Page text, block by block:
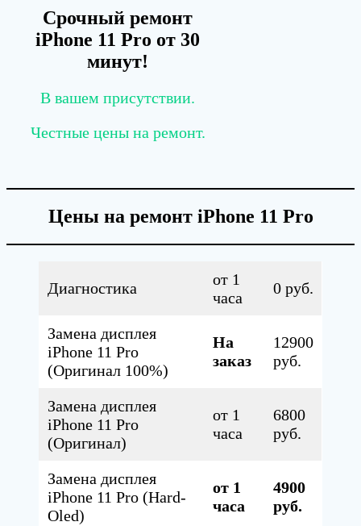
Срочный ремонт
iPhone 11 Pro от 30
минут!
В вашем присутствии.
Честные цены на ремонт.
Цены на ремонт iPhone 11 Pro
Диагностика
от 1
часа
0 руб.
Замена дисплея
iPhone 11 Pro
(Оригинал 100%)
На
заказ
12900
руб.
Замена дисплея
iPhone 11 Pro
(Оригинал)
от 1
часа
6800
руб.
Замена дисплея
iPhone 11 Pro (Hard-
Oled)
от 1
часа
4900
руб.